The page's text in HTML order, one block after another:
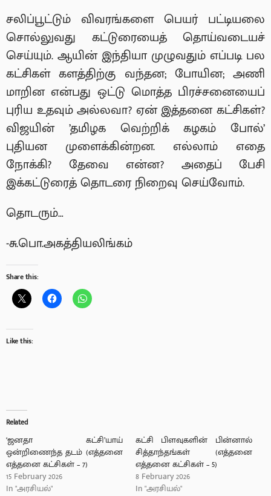
சலிப்பூட்டும் விவரங்களை பெயர் பட்டியலை
சொல்லுவது கட்டுரையைத் தொய்வடையச்
செய்யும். ஆயின் இந்தியா முழுவதும் எப்படி பல
கட்சிகள் களத்திற்கு வந்தன; போயின; அணி
மாறின என்பது ஒட்டு மொத்த பிரச்சனையைப்
புரிய உதவும் அல்லவா? ஏன் இத்தனை கட்சிகள்?
விஜயின் ’தமிழக வெற்றிக் கழகம் போல்’
புதியன முளைக்கின்றன. எல்லாம் எதை
நோக்கி? தேவை என்ன? அதைப் பேசி
இக்கட்டுரைத் தொடரை நிறைவு செய்வோம்.
தொடரும்…
-சு.பொ.அகத்தியலிங்கம்
Share this:
Like this:
Related
‘ஜனதா கட்சி’யாய்
ஒன்றிணைந்த தடம் (எத்தனை
எத்தனை கட்சிகள் – 7)
15 February 2026
In "அரசியல்"
கட்சி பிளவுகளின் பின்னால்
சித்தாந்தங்கள் (எத்தனை
எத்தனை கட்சிகள் – 5)
8 February 2026
In "அரசியல்"